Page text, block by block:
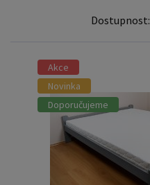
Dostupnost:
Akce
Novinka
Doporučujeme